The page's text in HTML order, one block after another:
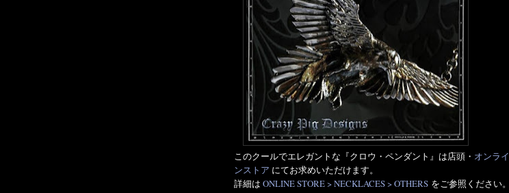
このクールでエレガントな『クロウ・ペンダント』は店頭・ オンライ
ンストア にてお求めいただけます。
詳細は ONLINE STORE > NECKLACES > OTHERS をご参照ください。